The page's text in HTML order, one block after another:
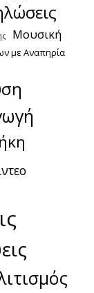
Μουσική
με Αναπηρία